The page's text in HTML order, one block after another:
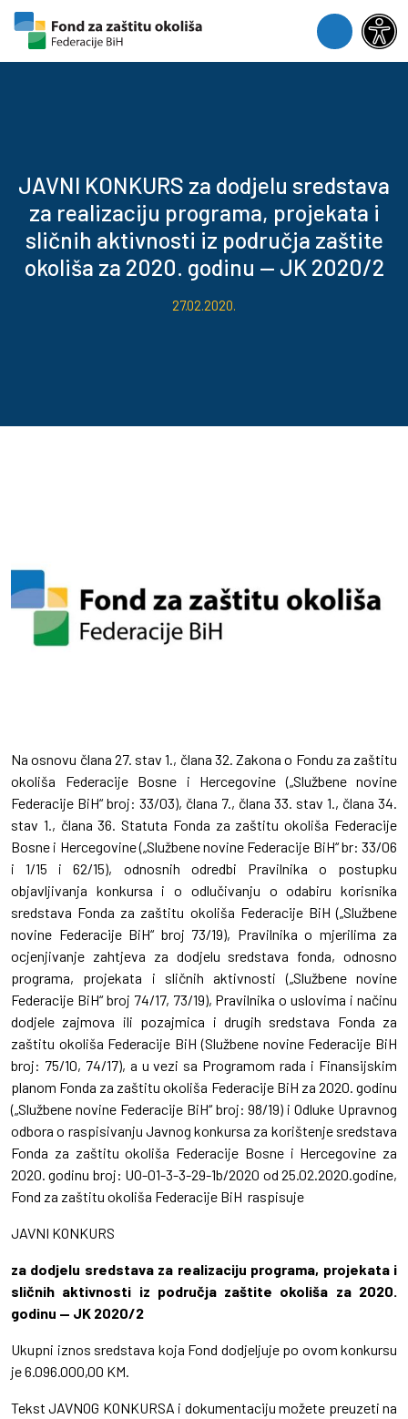
Skip to content
Skip to footer
Menu
JAVNI KONKURS za dodjelu sredstava
za realizaciju programa, projekata i
sličnih aktivnosti iz područja zaštite
okoliša za 2020. godinu — JK 2020/2
27.02.2020.
Na osnovu člana 27. stav 1., člana 32. Zakona o Fondu za zaštitu
okoliša Federacije Bosne i Hercegovine („Službene novine
Federacije BiH“ broj: 33/03), člana 7., člana 33. stav 1., člana 34.
stav 1., člana 36. Statuta Fonda za zaštitu okoliša Federacije
Bosne i Hercegovine („Službene novine Federacije BiH“ br: 33/06
i 1/15 i 62/15), odnosnih odredbi Pravilnika o postupku
objavljivanja konkursa i o odlučivanju o odabiru korisnika
sredstava Fonda za zaštitu okoliša Federacije BiH („Službene
novine Federacije BiH“ broj 73/19), Pravilnika o mjerilima za
ocjenjivanje zahtjeva za dodjelu sredstava fonda, odnosno
programa, projekata i sličnih aktivnosti („Službene novine
Federacije BiH“ broj 74/17, 73/19), Pravilnika o uslovima i načinu
dodjele zajmova ili pozajmica i drugih sredstava Fonda za
zaštitu okoliša Federacije BiH (Službene novine Federacije BiH
broj: 75/10, 74/17), a u vezi sa Programom rada i Finansijskim
planom Fonda za zaštitu okoliša Federacije BiH za 2020. godinu
(„Službene novine Federacije BiH“ broj: 98/19) i Odluke Upravnog
odbora o raspisivanju Javnog konkursa za korištenje sredstava
Fonda za zaštitu okoliša Federacije Bosne i Hercegovine za
2020. godinu broj: UO-01-3-3-29-1b/2020 od 25.02.2020.godine,
Fond za zaštitu okoliša Federacije BiH raspisuje
JAVNI KONKURS
za dodjelu sredstava za realizaciju programa, projekata i
sličnih aktivnosti iz područja zaštite okoliša za 2020.
godinu — JK 2020/2
Ukupni iznos sredstava koja Fond dodjeljuje po ovom konkursu
je 6.096.000,00 KM.
Tekst JAVNOG KONKURSA i dokumentaciju možete preuzeti na